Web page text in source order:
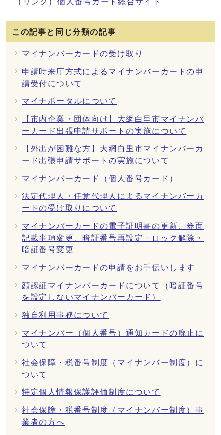
この記事と同じ分類の記事
マイナンバーカードの受け取り
申請時来庁方式によるマイナンバーカードの申
請受付について
マイナポータルについて
【市内企業・団体向け】大網白里市マイナンバ
ーカード出張申請サポートの実施について
【外出が困難な方】大網白里市マイナンバーカ
ード出張申請サポートの実施について
マイナンバーカード（個人番号カード）
法定代理人・任意代理人によるマイナンバーカ
ードの受け取りについて
マイナンバーカードの電子証明書の更新、券面
記載事項変更、暗証番号再設定・ロック解除・
暗証番号変更
マイナンバーカードの申請をお手伝いします
顔認証マイナンバーカードについて（暗証番号
を設定しないマイナンバーカード）
独自利用事務について
マイナンバー（個人番号）通知カードの廃止に
ついて
社会保障・税番号制度（マイナンバー制度）に
ついて
特定個人情報保護評価制度について
社会保障・税番号制度（マイナンバー制度）事
業者の方へ